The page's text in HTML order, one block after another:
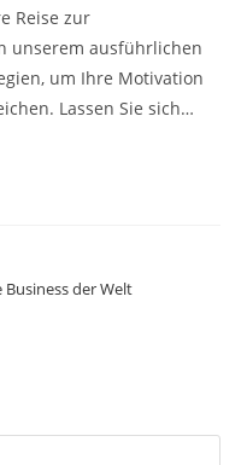
Reise zur
unserem ausführlichen
um Ihre Motivation
Lassen Sie sich…